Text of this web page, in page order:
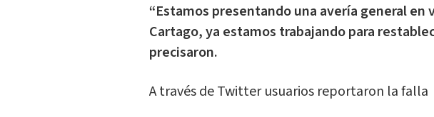
“Estamos presentando una avería general en
Cartago, ya estamos trabajando para
precisaron.
A través de Twitter usuarios reportaron la falla